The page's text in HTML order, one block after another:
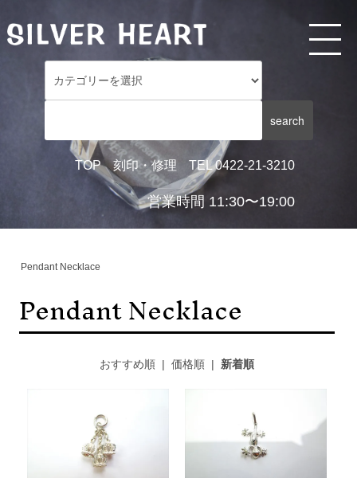
TOP 刻印・修理 TEL 0422-21-3210
営業時間 11:30〜19:00
Pendant Necklace
Pendant Necklace
おすすめ順| 価格順| 新着順